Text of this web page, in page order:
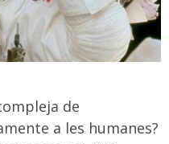
de
a les humanes?